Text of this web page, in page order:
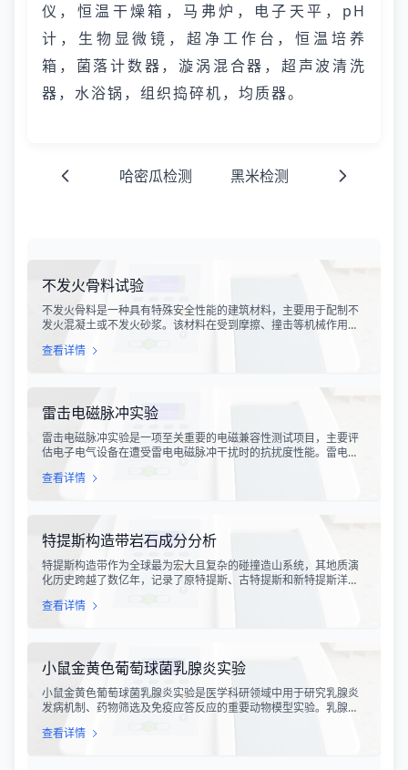
仪，恒温干燥箱，马弗炉，电子天平，pH
计，生物显微镜，超净工作台，恒温培养
箱，菌落计数器，漩涡混合器，超声波清洗
器，水浴锅，组织捣碎机，均质器。
哈密瓜检测 黑米检测
不发火骨料试验
不发火骨料是一种具有特殊安全性能的建筑材料，主要用于配制不
发火混凝土或不发火砂浆。该材料在受到摩擦、撞击等机械作用
炸事故的风险。不发火骨料试验是评定该类材料安全性能的关键检
查看详情
雷击电磁脉冲实验
雷击电磁脉冲实验是一项至关重要的电磁兼容性测试项目，主要评
估电子电气设备在遭受雷电电磁脉冲干扰时的抗扰度性能。雷电作
具有上升时间快、持续时间短、能量密度高等特点，可能对周围的
查看详情
特提斯构造带岩石成分分析
特提斯构造带作为全球最为宏大且复杂的碰撞造山系统，其地质演
化历史跨越了数亿年，记录了原特提斯、古特提斯和新特提斯洋的
板块俯冲、碰撞造山机制以及成矿作用规律的关键手段。特提斯构
查看详情
小鼠金黄色葡萄球菌乳腺炎实验
小鼠金黄色葡萄球菌乳腺炎实验是医学科研领域中用于研究乳腺炎
发病机制、药物筛选及免疫应答反应的重要动物模型实验。乳腺炎
和畜牧业经济均构成显著影响。金黄色葡萄球菌作为引发乳腺炎的
查看详情